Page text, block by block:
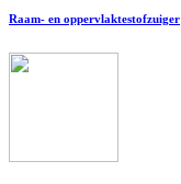
Raam- en oppervlaktestofzuiger